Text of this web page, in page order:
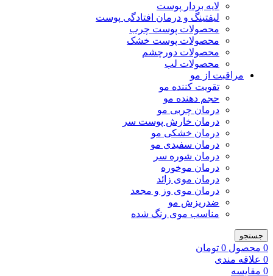
لایه بردار پوست
لیفتینگ و درمان افتادگی پوست
محصولات پوست چرب
محصولات پوست خشک
محصولات دورچشم
محصولات لب
مراقبت از مو
تقویت کننده مو
حجم دهنده مو
درمان چربی مو
درمان خارش پوست سر
درمان خشکی مو
درمان سفیدی مو
درمان شوره سر
درمان موخوره
درمان موی زائد
درمان موی وز و مجعد
ضدریزش مو
مناسب موی رنگ شده
جستجو
0 محصول 0 تومان
0 علاقه مندی
0 مقایسه